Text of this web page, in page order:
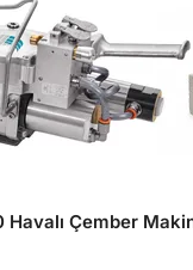
Havalı Çember